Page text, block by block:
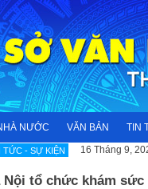
NƯỚC VĂN BẢN TIN
TỨC - SỰ KIỆN 16 Tháng 9,
Nội tổ chức khám